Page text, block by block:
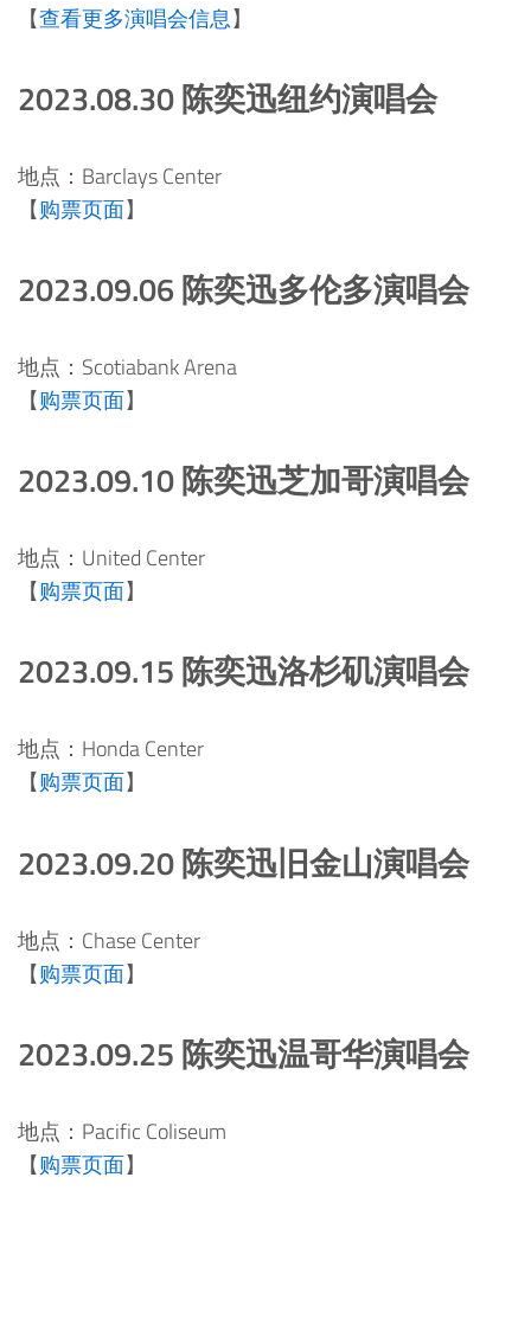
【查看更多演唱会信息】
2023.08.30 陈奕迅纽约演唱会
地点：Barclays Center
【购票页面】
2023.09.06 陈奕迅多伦多演唱会
地点：Scotiabank Arena
【购票页面】
2023.09.10 陈奕迅芝加哥演唱会
地点：United Center
【购票页面】
2023.09.15 陈奕迅洛杉矶演唱会
地点：Honda Center
【购票页面】
2023.09.20 陈奕迅旧金山演唱会
地点：Chase Center
【购票页面】
2023.09.25 陈奕迅温哥华演唱会
地点：Pacific Coliseum
【购票页面】